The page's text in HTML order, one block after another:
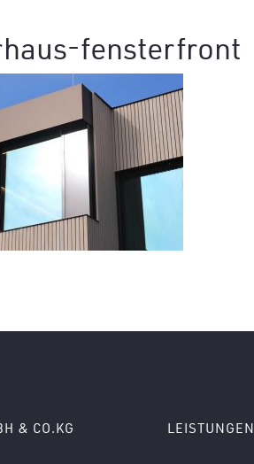
fensterfront
& CO.KG LEISTUNGEN